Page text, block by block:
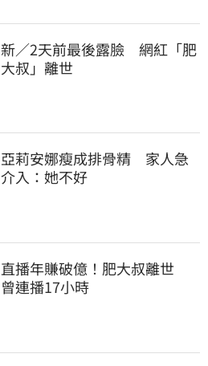
新／2天前最後露臉　網紅「肥
大叔」離世
亞莉安娜瘦成排骨精　家人急
介入：她不好
直播年賺破億！肥大叔離世
曾連播17小時